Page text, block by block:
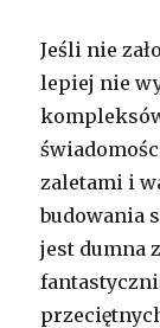
Jeśli nie
lepiej nie
zaletami i
budowania
jest dumna